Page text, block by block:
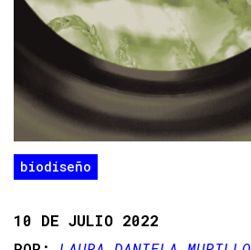
biodiseño
10 DE JULIO 2022